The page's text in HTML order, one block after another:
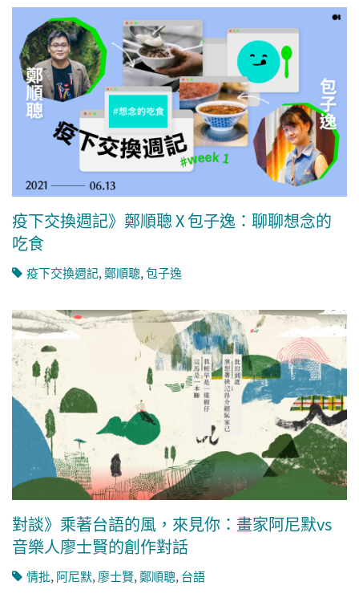
疫下交換週記》鄭順聰 X 包子逸：聊聊想念的
吃食
疫下交換週記,鄭順聰,包子逸
對談》乘著台語的風，來見你：畫家阿尼默vs
音樂人廖士賢的創作對話
情批, 阿尼默, 廖士賢,鄭順聰, 台語